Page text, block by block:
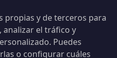
propias y de terceros para
analizar el tráfico y
Puedes
o configurar cuáles